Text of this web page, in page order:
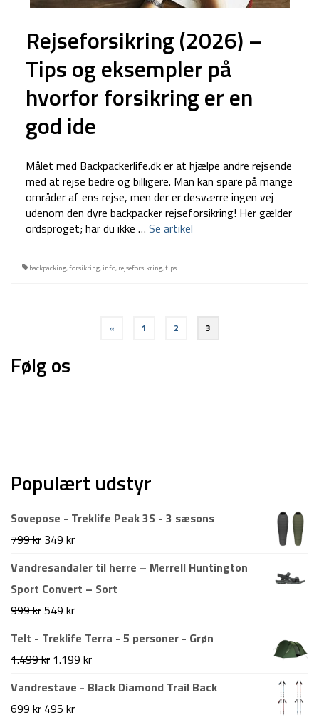
Rejseforsikring (2026) –
Tips og eksempler på
hvorfor forsikring er en
god ide
Målet med Backpackerlife.dk er at hjælpe andre rejsende
med at rejse bedre og billigere. Man kan spare på mange
områder af ens rejse, men der er desværre ingen vej
udenom den dyre backpacker rejseforsikring! Her gælder
ordsproget; har du ikke … Se artikel
backpacking,forsikring, info, rejseforsikring,tips
Indlægsinddeling
« 1 2 3
Følg os
Populært udstyr
Sovepose - Treklife Peak 3S - 3 sæsons
799kr Den
oprindelige
pris
var:
349 krDen
aktuelle
pris
Vandresandaler til herre – Merrell Huntington
Sport Convert – Sort
999krDen
oprindelige
pris
999 kr.
549 krDen
aktuelle
pris
549 kr.
Telt - Treklife Terra - 5 personer - Grøn
1.499kr Den
oprindelige
pris
1.199 krDen
aktuelle
Vandrestave - Black Diamond Trail Back
699kr Den
495 krDen